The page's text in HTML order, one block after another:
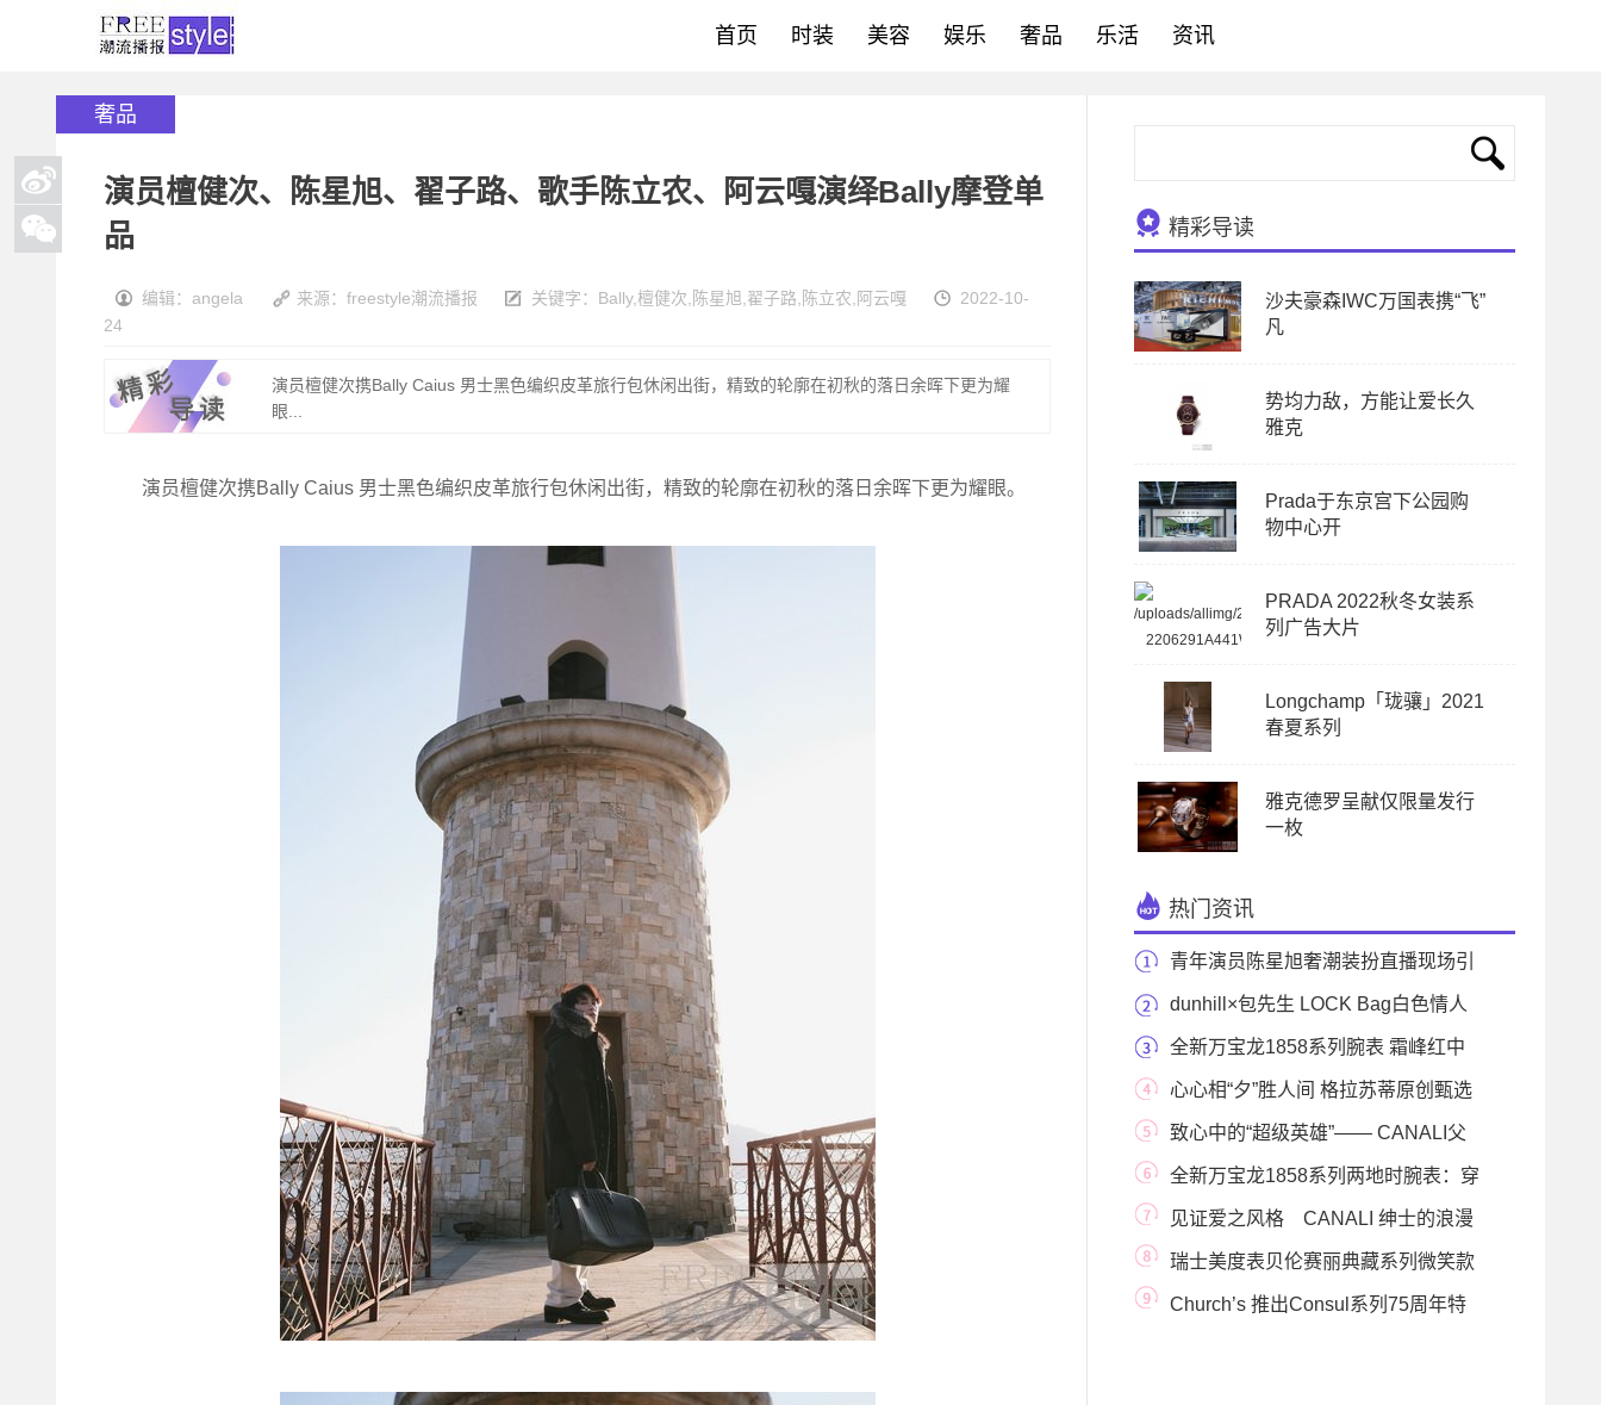
首页 时装 美容 娱乐 奢品 乐活 资讯
奢品
演员檀健次、陈星旭、翟子路、歌手陈立农、阿云嘎演绎Bally摩登单
品
编辑：angela 来源：freestyle潮流播报 关键字： Bally,檀健次 陈星旭 翟子路 陈立农 阿云嘎
2022-10-
24
演员檀健次携Bally Caius 男士黑色编织皮革旅行包休闲出街，精致的轮廓在初秋的落日余晖下更为耀
眼...
演员檀健次携Bally Caius 男士黑色编织皮革旅行包休闲出街，精致的轮廓在初秋的落日余晖下更为耀眼。
精彩导读
沙夫豪森IWC万国表携“飞”
凡
势均力敌，方能让爱长久
雅克
Prada于东京宫下公园购
物中心开
PRADA 2022秋冬女装系
列广告大片
Longchamp「珑骧」2021
春夏系列
雅克德罗呈献仅限量发行
一枚
热门资讯
青年演员陈星旭奢潮装扮直播现场引
粉丝倾心
dunhill×包先生 LOCK Bag白色情人
节限量款
全新万宝龙1858系列腕表 霜峰红中
国限量款：致敬
心心相“夕”胜人间 格拉苏蒂原创甄选
七夕时计致心中的“超级英雄”—— CANALI父
亲节献礼
全新万宝龙1858系列两地时腕表：穿
梭时区，自有
见证爱之风格 CANALI 绅士的浪漫
时刻瑞士美度表贝伦赛丽典藏系列微笑款
月相情侣对
Church’s 推出Consul系列75周年特